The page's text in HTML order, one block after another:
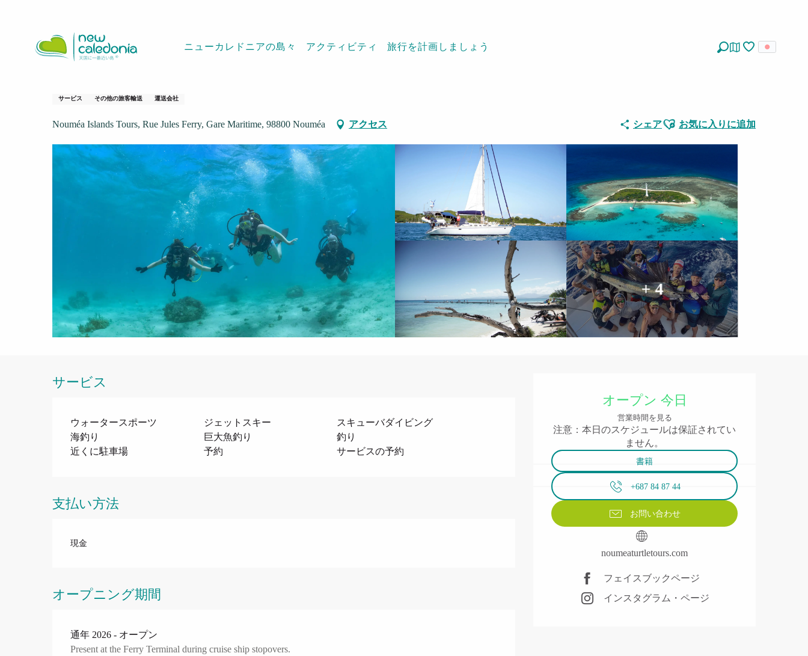
ニューカレドニアの島々 アクティビティ 旅行を計画しましょう
Nouméa Islands Tours
サービス その他の旅客輸送 運送会社
Nouméa Islands Tours, Rue Jules Ferry, Gare Maritime, 98800 Nouméa アクセス シェアAjouter aux favoris
お気に入りに追加
+ 4
営業時間と連絡先
オープン 今日
営業時間を見る
注意：本日のスケジュールは保証されてい
ません。
書籍
+687 84 87 44
お問い合わせ
noumeaturtletours.com
フェイスブックページ
インスタグラム・ページ
サービス
ウォータースポーツ ジェットスキー
スキューバダイビング
海釣り
巨大魚釣り
釣り
近くに駐車場
予約 サービスの予約
支払い方法
現金
オープニング期間
通年 2026 - オープン
Present at the Ferry Terminal during cruise ship stopovers.